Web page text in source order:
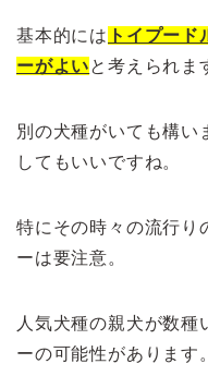
基本的には トイプー
ーがよいと考えられま
別の犬種がいても構い
してもいいですね。
特にその時々の流行り
ーは要注意。
人気犬種の親犬が数種
ーの可能性があります。